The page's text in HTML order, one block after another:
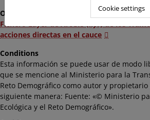
Other documents of interest
Fichero Layer de ArcGIS (.lyr) de los
acciones directas en el cauce
Conditions
Esta información se puede usar de modo
que se mencione al Ministerio para la
Reto Demográfico como autor y
siguiente manera: Fuente: «© Ministerio
Ecológica y el Reto Demográfico».
Cookie settings